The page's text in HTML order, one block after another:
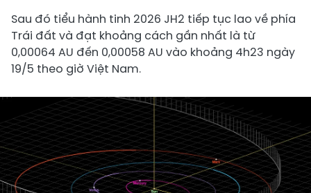
Sau đó tiểu hành tinh 2026 JH2 tiếp tục lao về phía
Trái đất và đạt khoảng cách gần nhất là từ
0,00064 AU đến 0,00058 AU vào khoảng 4h23 ngày
19/5 theo giờ Việt Nam.